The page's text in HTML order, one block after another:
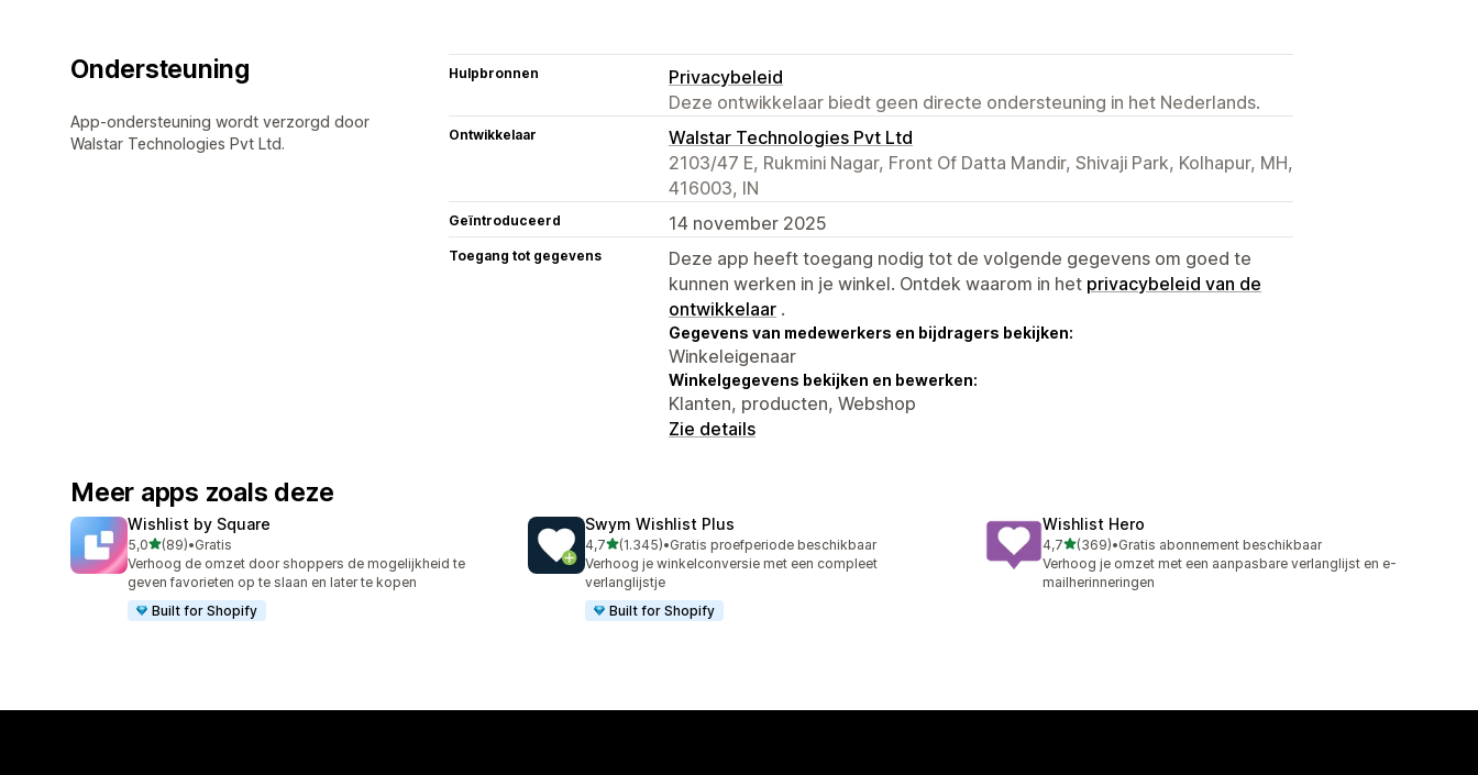
Ondersteuning
App-ondersteuning wordt verzorgd door
Walstar Technologies Pvt Ltd.
Hulpbronnen
Privacybeleid
Deze ontwikkelaar biedt geen directe ondersteuning in het Nederlands.
Ontwikkelaar
Walstar Technologies Pvt Ltd
2103/47 E, Rukmini Nagar, Front Of Datta Mandir, Shivaji Park, Kolhapur, MH,
416003, IN
Geïntroduceerd 14 november 2025
Toegang tot gegevens
Deze app heeft toegang nodig tot de volgende gegevens om goed te
kunnen werken in je winkel. Ontdek waarom in het privacybeleid van de
ontwikkelaar .
Gegevens van medewerkers en bijdragers bekijken:
Winkeleigenaar
Winkelgegevens bekijken en bewerken:
Klanten, producten, Webshop
Zie details
Meer apps zoals deze
Wishlist by Square
5,0van 5 sterren
(89)
89 recensies in totaal
•Gratis
Verhoog de omzet door shoppers de mogelijkheid te
geven favorieten op te slaan en later te kopen
Built for Shopify
Swym Wishlist Plus
4,7van 5 sterren
(1.345)
1345 recensies in totaal
•Gratis proefperiode beschikbaar
Verhoog je winkelconversie met een compleet
verlanglijstje
Built for Shopify
Wishlist Hero
4,7van 5 sterren
(369)
369 recensies in totaal
•Gratis abonnement beschikbaar
Verhoog je omzet met een aanpasbare verlanglijst en e-
mailherinneringen